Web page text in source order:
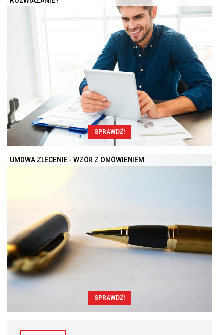
SPRAWDŹ!
UMOWA ZLECENIE - WZÓR Z OMÓWIENIEM
SPRAWDŹ!